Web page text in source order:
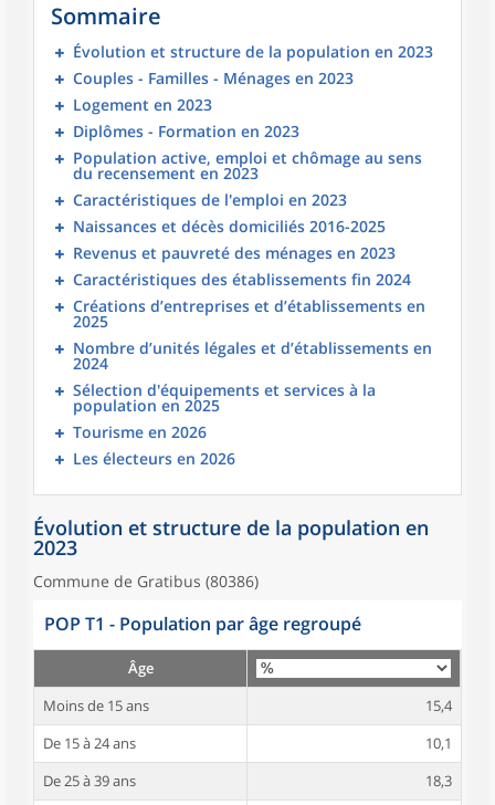
Sommaire
Évolution et structure de la population en 2023
Couples - Familles - Ménages en 2023
Logement en 2023
Diplômes - Formation en 2023
Population active, emploi et chômage au sens
du recensement en 2023
Caractéristiques de l'emploi en 2023
Naissances et décès domiciliés 2016-2025
Revenus et pauvreté des ménages en 2023
Caractéristiques des établissements fin 2024
Créations d’entreprises et d’établissements en
2025
Nombre d’unités légales et d’établissements en
2024
Sélection d'équipements et services à la
population en 2025
Tourisme en 2026
Les électeurs en 2026
Évolution et structure de la population en
2023
Commune de Gratibus (80386)
POP T1 - Population par âge regroupé
Âge
Moins de 15 ans
15,4
De 15 à 24 ans
10,1
De 25 à 39 ans
18,3